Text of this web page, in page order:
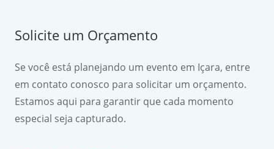
Solicite um Orçamento
Se você está planejando um evento em Içara, entre
em contato conosco para solicitar um orçamento.
Estamos aqui para garantir que cada momento
especial seja capturado.